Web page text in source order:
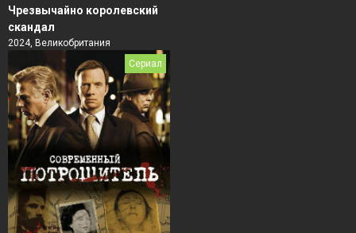
Чрезвычайно королевский
скандал
2024, Великобритания
Сериал